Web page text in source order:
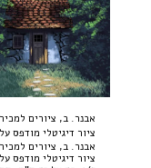
אבנר. ב, ציורים
ציור דיגיטלי מודפס
1/3, 70 על 50 ס"מ, חתום
אבנר. ב, ציורים
ציור דיגיטלי מודפס